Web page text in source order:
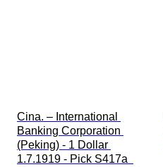
Cina. – International
Banking Corporation
(Peking) - 1 Dollar
1.7.1919 - Pick S417a